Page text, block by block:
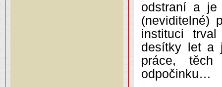
odstraní a je
(neviditelné)
instituci
desítky let a
práce, těch
odpočinku…